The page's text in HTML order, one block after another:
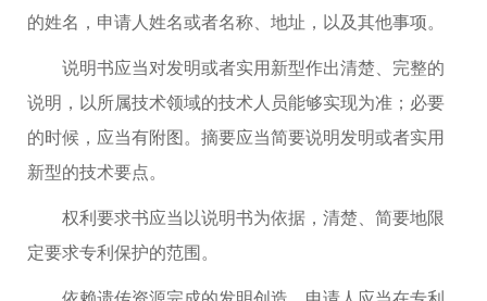
的姓名，申请人姓名或者名称、地址，以及其他事项。
说明书应当对发明或者实用新型作出清楚、完整的
说明，以所属技术领域的技术人员能够实现为准；必要
的时候，应当有附图。摘要应当简要说明发明或者实用
新型的技术要点。
权利要求书应当以说明书为依据，清楚、简要地限
定要求专利保护的范围。